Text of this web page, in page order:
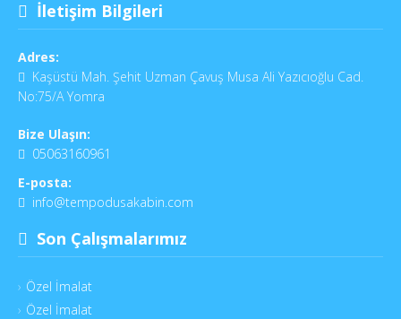
İletişim Bilgileri
Adres:
Kaşüstü Mah. Şehit Uzman Çavuş Musa Ali Yazıcıoğlu Cad.
No:75/A Yomra
Bize Ulaşın:
05063160961
E-posta:
info@tempodusakabin.com
Son Çalışmalarımız
Özel İmalat
Özel İmalat